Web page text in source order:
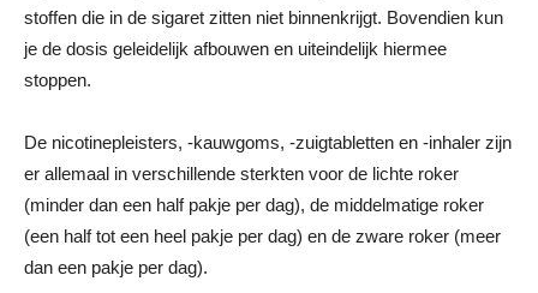
stoffen die in de sigaret zitten niet binnenkrijgt. Bovendien kun
je de dosis geleidelijk afbouwen en uiteindelijk hiermee
stoppen.
De nicotinepleisters, -kauwgoms, -zuigtabletten en -inhaler zijn
er allemaal in verschillende sterkten voor de lichte roker
(minder dan een half pakje per dag), de middelmatige roker
(een half tot een heel pakje per dag) en de zware roker (meer
dan een pakje per dag).